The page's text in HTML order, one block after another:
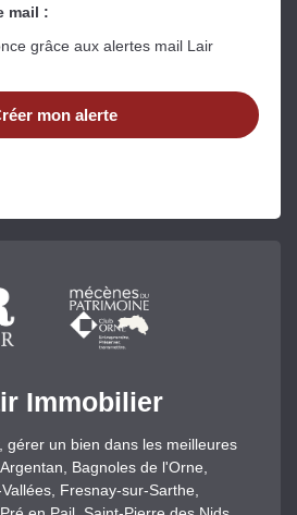
mail :
grâce aux alertes mail Lair
mon alerte
Immobilier
gérer un bien dans les meilleures
Bagnoles de l'Orne,
Fresnay-sur-Sarthe,